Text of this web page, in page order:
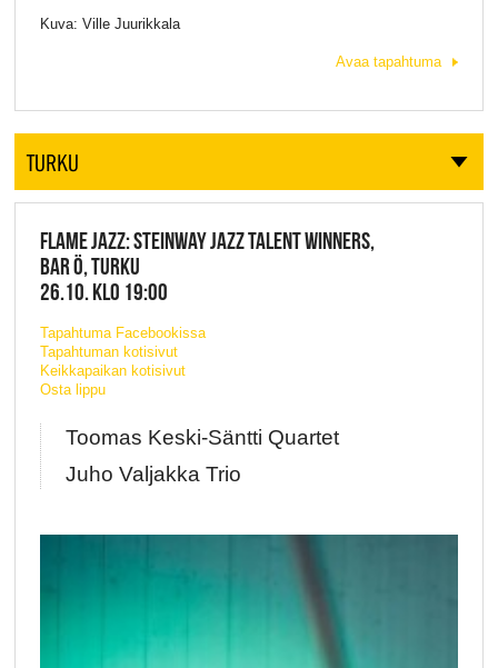
Kuva: Ville Juurikkala
Avaa tapahtuma
TURKU
FLAME JAZZ: STEINWAY JAZZ TALENT WINNERS,
BAR Ö, TURKU
26.10. KLO 19:00
Tapahtuma Facebookissa
Tapahtuman kotisivut
Keikkapaikan kotisivut
Osta lippu
Toomas Keski-Säntti Quartet
Juho Valjakka Trio